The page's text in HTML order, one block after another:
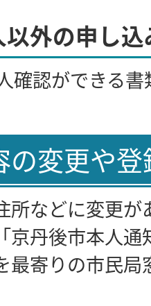
外の申し
確認ができる書
の変更や
所などに変更
京丹後市本人
最寄りの市民局